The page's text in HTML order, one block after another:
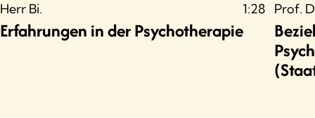
Herr Bi. 1:28
Erfahrungen in der Psychotherapie
Prof.